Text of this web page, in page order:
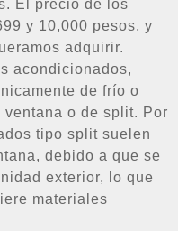
El precio de los
y 10,000 pesos, y
adquirir.
acondicionados,
de frío o
o de split. Por
tipo split suelen
debido a que se
exterior, lo que
materiales